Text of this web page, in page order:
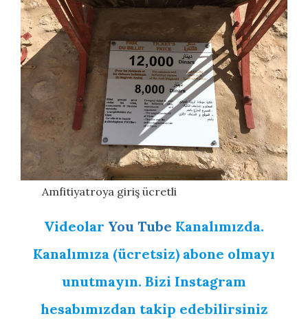
Amfitiyatroya giriş ücretli
Videolar You Tube Kanalımızda.
Kanalımıza (ücretsiz) abone olmayı
unutmayın. Bizi Instagram
hesabımızdan takip edebilirsiniz